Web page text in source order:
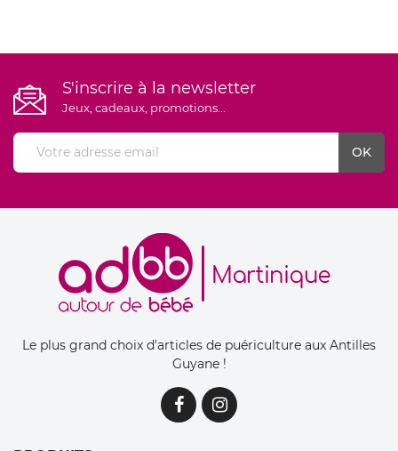
S'inscrire à la newsletter
Jeux, cadeaux, promotions...
Le plus grand choix d'articles de puériculture aux Antilles
Guyane !